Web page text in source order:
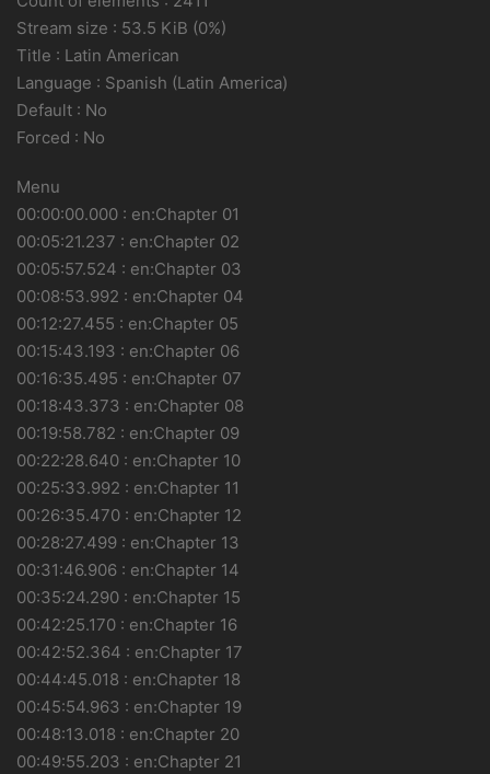
Stream size : 53.5 KiB (0%)
Title : Latin American
Language : Spanish (Latin America)
Default : No
Forced : No
Menu
00:00:00.000 : en:Chapter 01
00:05:21.237 : en:Chapter 02
00:05:57.524 : en:Chapter 03
00:08:53.992 : en:Chapter 04
00:12:27.455 : en:Chapter 05
00:15:43.193 : en:Chapter 06
00:16:35.495 : en:Chapter 07
00:18:43.373 : en:Chapter 08
00:19:58.782 : en:Chapter 09
00:22:28.640 : en:Chapter 10
00:25:33.992 : en:Chapter 11
00:26:35.470 : en:Chapter 12
00:28:27.499 : en:Chapter 13
00:31:46.906 : en:Chapter 14
00:35:24.290 : en:Chapter 15
00:42:25.170 : en:Chapter 16
00:42:52.364 : en:Chapter 17
00:44:45.018 : en:Chapter 18
00:45:54.963 : en:Chapter 19
00:48:13.018 : en:Chapter 20
00:49:55.203 : en:Chapter 21